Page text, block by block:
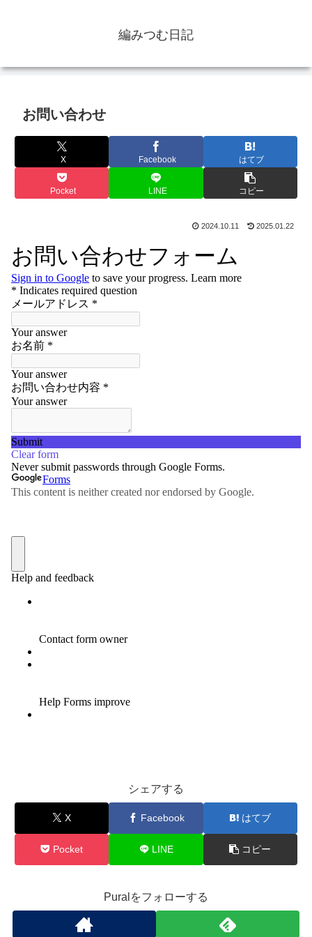
編みつむ日記
お問い合わせ
X Facebook はてブ
Pocket LINE コピー
2024.10.11 2025.01.22
シェアする
X Facebook はてブ
Pocket LINE コピー
Puralをフォローする